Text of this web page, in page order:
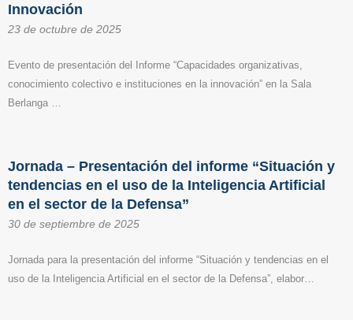
Innovación
23 de octubre de 2025
Evento de presentación del Informe “Capacidades organizativas,
conocimiento colectivo e instituciones en la innovación” en la Sala
Berlanga …
Jornada – Presentación del informe “Situación y
tendencias en el uso de la Inteligencia Artificial
en el sector de la Defensa”
30 de septiembre de 2025
Jornada para la presentación del informe “Situación y tendencias en el
uso de la Inteligencia Artificial en el sector de la Defensa”, elabor…